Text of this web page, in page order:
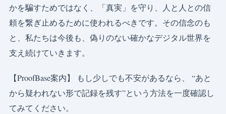
かを騙すためではなく、「真実」を守り、人と人との信
頼を繋ぎ止めるために使われるべきです。その信念のも
と、私たちは今後も、偽りのない確かなデジタル世界を
支え続けていきます。
【ProofBase案内】 もし少しでも不安があるなら、 “あと
から疑われない形で記録を残す”という方法を一度確認し
てみてください。